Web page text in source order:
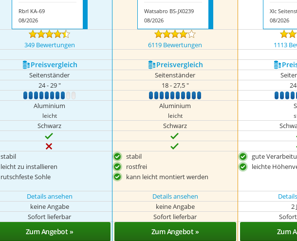
Rbrl KA-69
08/2026
Watsabro BS-JX0239
08/2026
08/2026
349 Bewertungen 6119 Bewertungen
1113
Preis­vergleich Preis­vergleich
Seitenständer Seitenständer
24 - 29 " 18 - 27,5 "
1 2 3 4 5 6 7 8 9 10 1 2 3 4 5 6 7 8 9 10 1 2 3 4
Aluminium
leicht
Aluminium
leicht
Schwarz Schwarz
stabil
leicht zu installieren
rutschfeste Sohle
stabil
rostfrei
kann leicht montiert werden
gute
leichte
Details ansehen Details ansehen
keine Angabe keine Angabe
2
Sofort lieferbar Sofort lieferbar
Zum Angebot » Zum Angebot » Zum